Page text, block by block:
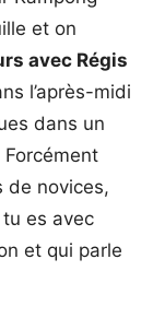
et on
avec Régis
l’après-midi
dans un
de novices,
es avec
et qui parle